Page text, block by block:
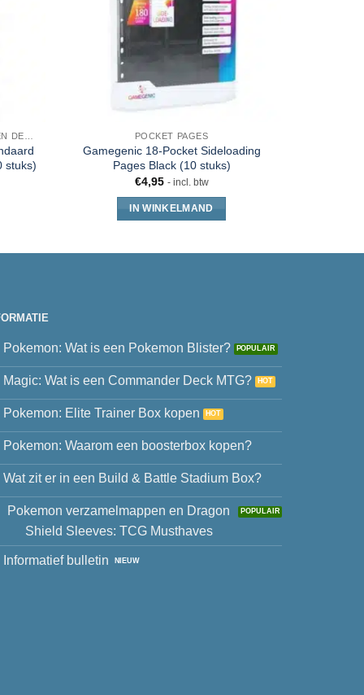
stuks)
POCKET PAGES
Gamegenic 18-Pocket Sideloading
Pages Black (10 stuks)
€4,95 - incl. btw
IN WINKELMAND
Pokemon: Wat is een Pokemon Blister?
Magic: Wat is een Commander Deck MTG?
Pokemon: Elite Trainer Box kopen
Pokemon: Waarom een boosterbox kopen?
Wat zit er in een Build & Battle Stadium Box?
Pokemon verzamelmappen en Dragon
Shield Sleeves: TCG Musthaves
Informatief bulletin